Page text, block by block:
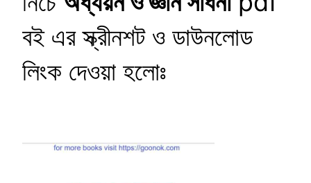
বই এর স্ক্রীনশট ও ডাউনলোড
লিংক দেওয়া হলোঃ